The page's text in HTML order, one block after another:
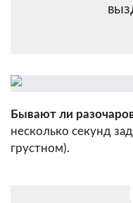
Бывают ли
несколько секунд
грустном).